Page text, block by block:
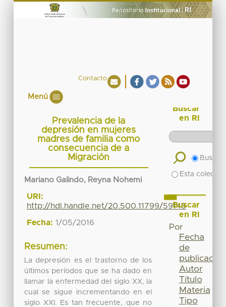
Contacto
Menú
Prevalencia de la
depresión en mujeres
madres de familia como
consecuencia de a
Migración
Mariano Galindo, Reyna Nohemi
URI:
http://hdl.handle.net/20.500.11799/59145
Fecha: 1/05/2016
Resumen:
La depresión es el trastorno de los
últimos períodos que se ha dado en
llamar la enfermedad del siglo XX, la
cual se sigue incrementando en el
siglo XXI. Es tan frecuente, que no
Buscar
en RI
Buscar
Esta
Buscar
en RI
Por
Fecha
de
publicación
Autor
Título
Materia
Tipo